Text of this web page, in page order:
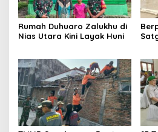
Rumah Duhuaro Zalukhu di
Nias Utara Kini Layak Huni